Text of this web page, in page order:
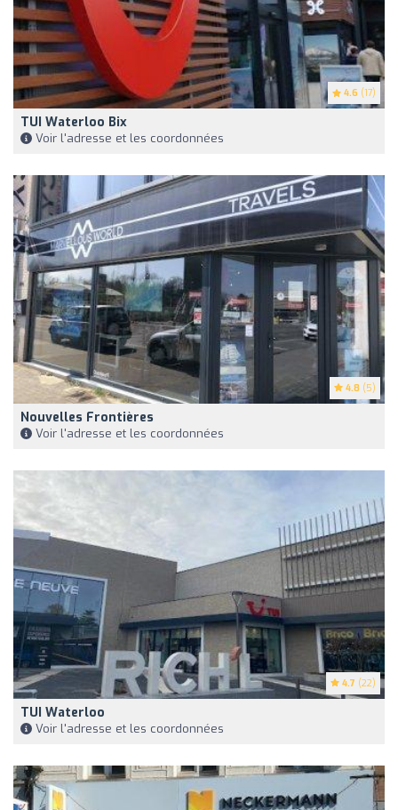
4.6 (17)
TUI Waterloo Bix
Voir l'adresse et les coordonnées
4.8 (5)
Nouvelles Frontières
Voir l'adresse et les coordonnées
4.7 (22)
TUI Waterloo
Voir l'adresse et les coordonnées